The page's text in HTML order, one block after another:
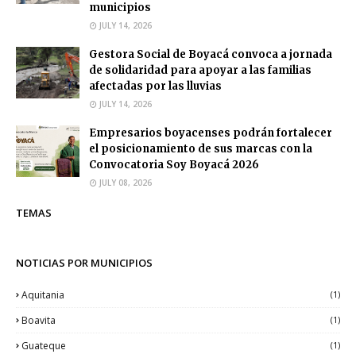
municipios
JULY 14, 2026
Gestora Social de Boyacá convoca a jornada
de solidaridad para apoyar a las familias
afectadas por las lluvias
JULY 14, 2026
Empresarios boyacenses podrán fortalecer
el posicionamiento de sus marcas con la
Convocatoria Soy Boyacá 2026
JULY 08, 2026
TEMAS
NOTICIAS POR MUNICIPIOS
Aquitania (1)
Boavita (1)
Guateque (1)